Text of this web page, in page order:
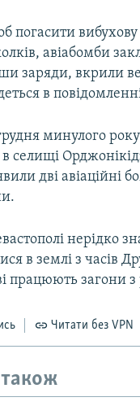
погасити вибухову
авіабомби
заряди, вкрили
в
минулого
селищі
дві авіаційні
нерідко
в землі з часів
працюють загони
Читати без VPN